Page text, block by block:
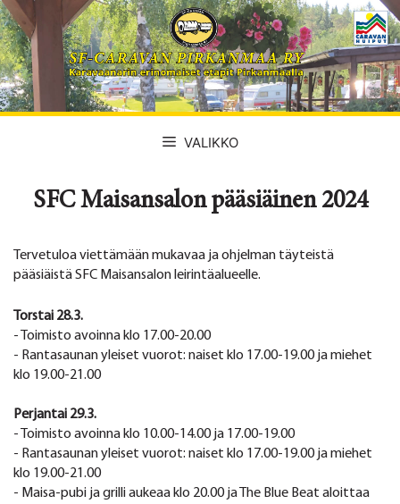
Siirry
sisältöön
VALIKKO
SFC Maisansalon pääsiäinen 2024
Tervetuloa viettämään mukavaa ja ohjelman täyteistä
pääsiäistä SFC Maisansalon leirintäalueelle.
Torstai 28.3.
- Toimisto avoinna klo 17.00-20.00
- Rantasaunan yleiset vuorot: naiset klo 17.00-19.00 ja miehet
klo 19.00-21.00
Perjantai 29.3.
- Toimisto avoinna klo 10.00-14.00 ja 17.00-19.00
- Rantasaunan yleiset vuorot: naiset klo 17.00-19.00 ja miehet
klo 19.00-21.00
- Maisa-pubi ja grilli aukeaa klo 20.00 ja The Blue Beat aloittaa